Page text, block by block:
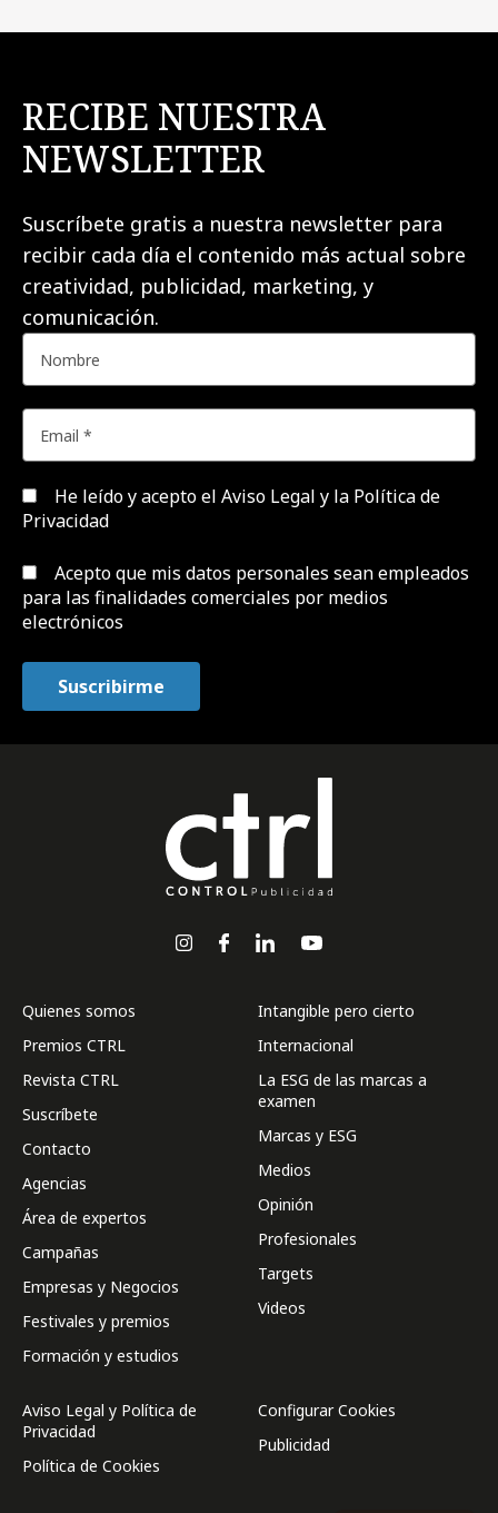
RECIBE NUESTRA
NEWSLETTER
Suscríbete gratis a nuestra newsletter para
recibir cada día el contenido más actual sobre
creatividad, publicidad, marketing, y
comunicación.
He leído y acepto el Aviso Legal y la Política de
Privacidad
Acepto que mis datos personales sean empleados
para las finalidades comerciales por medios
electrónicos
Quienes somos
Premios CTRL
Revista CTRL
Suscríbete
Contacto
Agencias
Área de expertos
Campañas
Empresas y Negocios
Festivales y premios
Formación y estudios
Intangible pero cierto
Internacional
La ESG de las marcas a
examen
Marcas y ESG
Medios
Opinión
Profesionales
Targets
Videos
Aviso Legal y Política de
Privacidad
Política de Cookies
Configurar Cookies
Publicidad